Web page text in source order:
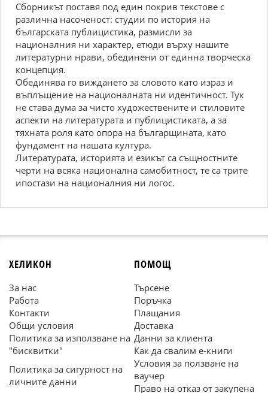
Сборникът поставя под един покрив текстове с
различна насоченост: студии по история на
българската публицистика, размисли за
националния ни характер, етюди върху нашите
литературни нрави, обединени от единна творческа
концепция.
Обединява го виждането за словото като израз и
въплъщение на националната ни идентичност. Тук
не става дума за чисто художествените и стиловите
аспекти на литературата и публицистиката, а за
тяхната роля като опора на българщината, като
фундамент на нашата култура.
Литературата, историята и езикът са същностните
черти на всяка национална самобитност, те са трите
ипостази на националния ни логос.
ХЕЛИКОН
За нас
Работа
Контакти
Общи условия
Политика за използване на
"бисквитки"
Политика за сигурност на
личните данни
ПОМОЩ
Търсене
Поръчка
Плащания
Доставка
Данни за клиента
Как да свалим е-книги
Условия за ползване на
ваучер
Право на отказ от закупена